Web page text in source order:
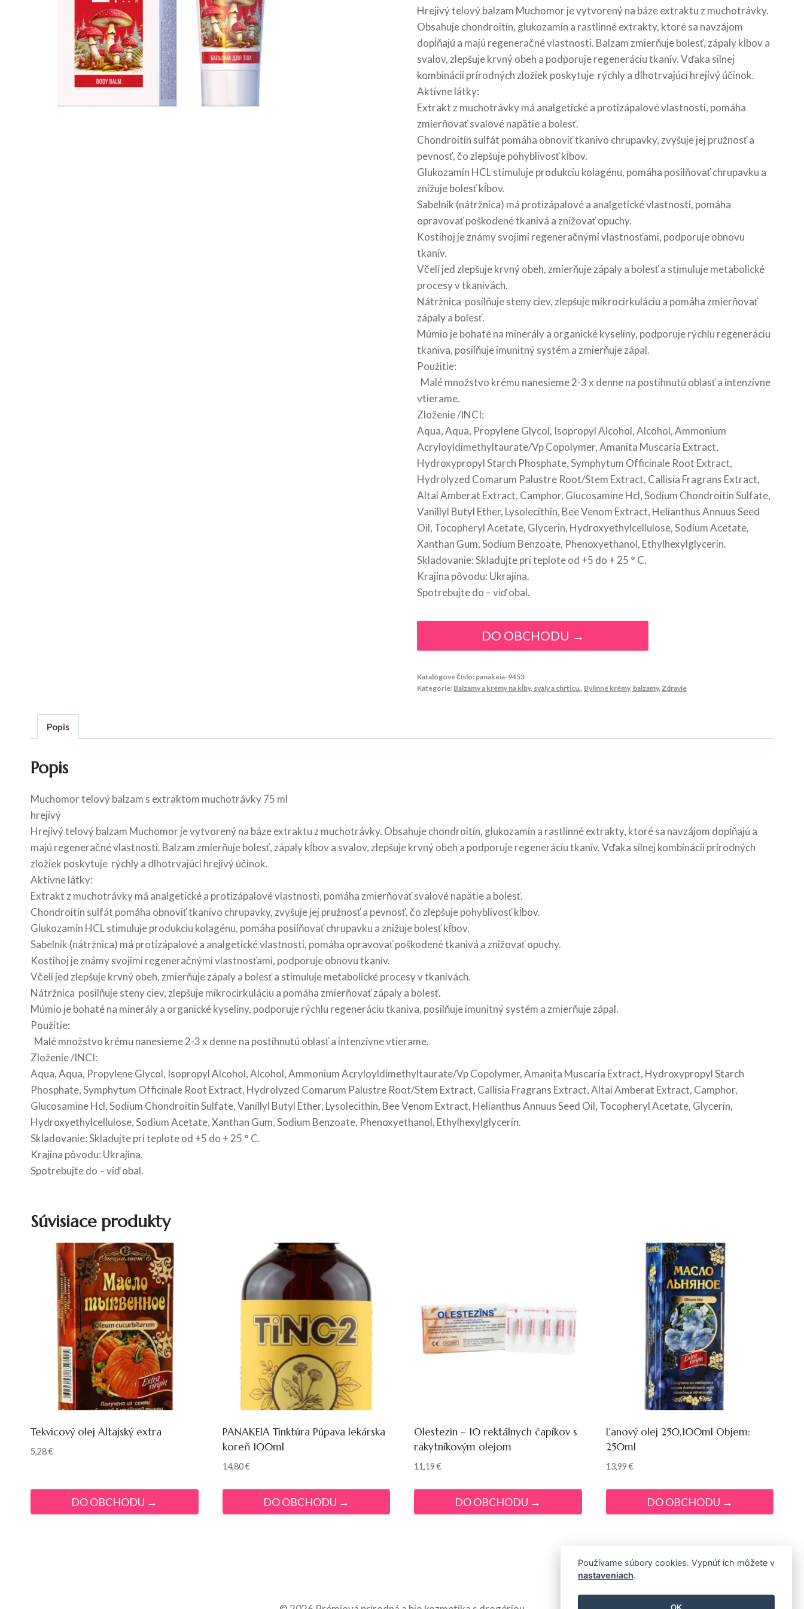
Hrejivý telový balzam Muchomor je vytvorený na báze extraktu z muchotrávky.
Obsahuje chondroitín, glukozamín a rastlinné extrakty, ktoré sa navzájom
dopĺňajú a majú regeneračné vlastnosti. Balzam zmierňuje bolesť, zápaly kĺbov a
svalov, zlepšuje krvný obeh a podporuje regeneráciu tkanív. Vďaka silnej
kombinácii prírodných zložiek poskytuje rýchly a dlhotrvajúci hrejivý účinok.
Aktívne látky:
Extrakt z muchotrávky má analgetické a protizápalové vlastnosti, pomáha
zmierňovať svalové napätie a bolesť.
Chondroitín sulfát pomáha obnoviť tkanivo chrupavky, zvyšuje jej pružnosť a
pevnosť, čo zlepšuje pohyblivosť kĺbov.
Glukozamín HCL stimuluje produkciu kolagénu, pomáha posilňovať chrupavku a
znižuje bolesť kĺbov.
Sabelnik (nátržnica) má protizápalové a analgetické vlastnosti, pomáha
opravovať poškodené tkanivá a znižovať opuchy.
Kostihoj je známy svojimi regeneračnými vlastnosťami, podporuje obnovu
tkanív.
Včelí jed zlepšuje krvný obeh, zmierňuje zápaly a bolesť a stimuluje metabolické
procesy v tkanivách.
Nátržnica posilňuje steny ciev, zlepšuje mikrocirkuláciu a pomáha zmierňovať
zápaly a bolesť.
Múmio je bohaté na minerály a organické kyseliny, podporuje rýchlu regeneráciu
tkaniva, posilňuje imunitný systém a zmierňuje zápal.
Použitie:
Malé množstvo krému nanesieme 2-3 x denne na postihnutú oblasť a intenzívne
vtierame.
Zloženie /INCI:
Aqua, Aqua, Propylene Glycol, Isopropyl Alcohol, Alcohol, Ammonium
Acryloyldimethyltaurate/Vp Copolymer, Amanita Muscaria Extract,
Hydroxypropyl Starch Phosphate, Symphytum Officinale Root Extract,
Hydrolyzed Comarum Palustre Root/Stem Extract, Callisia Fragrans Extract,
Altai Amberat Extract, Camphor, Glucosamine Hcl, Sodium Chondroitin Sulfate,
Vanillyl Butyl Ether, Lysolecithin, Bee Venom Extract, Helianthus Annuus Seed
Oil, Tocopheryl Acetate, Glycerin, Hydroxyethylcellulose, Sodium Acetate,
Xanthan Gum, Sodium Benzoate, Phenoxyethanol, Ethylhexylglycerin.
Skladovanie: Skladujte pri teplote od +5 do + 25 ° C.
Krajina pôvodu: Ukrajina.
Spotrebujte do – viď obal.
DO OBCHODU →
Katalógové číslo: panakeia-9453
Kategórie: Balzamy a krémy na kĺby, svaly a chrticu. Bylinné krémy, balzamy, Zdravie
Popis
Popis
Muchomor telový balzam s extraktom muchotrávky 75 ml
hrejivý
Hrejivý telový balzam Muchomor je vytvorený na báze extraktu z muchotrávky. Obsahuje chondroitín, glukozamín a rastlinné extrakty, ktoré sa navzájom dopĺňajú a
majú regeneračné vlastnosti. Balzam zmierňuje bolesť, zápaly kĺbov a svalov, zlepšuje krvný obeh a podporuje regeneráciu tkanív. Vďaka silnej kombinácii prírodných
zložiek poskytuje rýchly a dlhotrvajúci hrejivý účinok.
Aktívne látky:
Extrakt z muchotrávky má analgetické a protizápalové vlastnosti, pomáha zmierňovať svalové napätie a bolesť.
Chondroitín sulfát pomáha obnoviť tkanivo chrupavky, zvyšuje jej pružnosť a pevnosť, čo zlepšuje pohyblivosť kĺbov.
Glukozamín HCL stimuluje produkciu kolagénu, pomáha posilňovať chrupavku a znižuje bolesť kĺbov.
Sabelnik (nátržnica) má protizápalové a analgetické vlastnosti, pomáha opravovať poškodené tkanivá a znižovať opuchy.
Kostihoj je známy svojimi regeneračnými vlastnosťami, podporuje obnovu tkanív.
Včelí jed zlepšuje krvný obeh, zmierňuje zápaly a bolesť a stimuluje metabolické procesy v tkanivách.
Nátržnica posilňuje steny ciev, zlepšuje mikrocirkuláciu a pomáha zmierňovať zápaly a bolesť.
Múmio je bohaté na minerály a organické kyseliny, podporuje rýchlu regeneráciu tkaniva, posilňuje imunitný systém a zmierňuje zápal.
Použitie:
Malé množstvo krému nanesieme 2-3 x denne na postihnutú oblasť a intenzívne vtierame.
Zloženie /INCI:
Aqua, Aqua, Propylene Glycol, Isopropyl Alcohol, Alcohol, Ammonium Acryloyldimethyltaurate/Vp Copolymer, Amanita Muscaria Extract, Hydroxypropyl Starch
Phosphate, Symphytum Officinale Root Extract, Hydrolyzed Comarum Palustre Root/Stem Extract, Callisia Fragrans Extract, Altai Amberat Extract, Camphor,
Glucosamine Hcl, Sodium Chondroitin Sulfate, Vanillyl Butyl Ether, Lysolecithin, Bee Venom Extract, Helianthus Annuus Seed Oil, Tocopheryl Acetate, Glycerin,
Hydroxyethylcellulose, Sodium Acetate, Xanthan Gum, Sodium Benzoate, Phenoxyethanol, Ethylhexylglycerin.
Skladovanie: Skladujte pri teplote od +5 do + 25 ° C.
Krajina pôvodu: Ukrajina.
Spotrebujte do – viď obal.
Súvisiace produkty
Tekvicový olej Altajský extra
5,28€
DO OBCHODU →
PANAKEIA Tinktúra Púpava lekárska
koreň 100ml
14,80€
DO OBCHODU →
Olestezin – 10 rektálnych čapíkov s
rakytníkovým olejom
11,19€
DO OBCHODU →
Ľanový olej 250,100ml Objem:
250ml
13,99€
DO OBCHODU →
Používame súbory cookies. Vypnúť ich môžete v
nastaveniach.
OK